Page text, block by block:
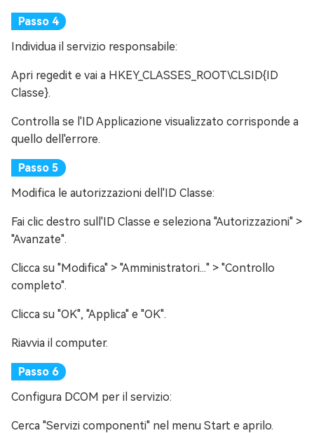
Individua il servizio responsabile:
Apri regedit e vai a HKEY_CLASSES_ROOT\CLSID{ID
Classe}.
Controlla se l'ID Applicazione visualizzato corrisponde a
quello dell'errore.
Modifica le autorizzazioni dell'ID Classe:
Fai clic destro sull'ID Classe e seleziona "Autorizzazioni" >
"Avanzate".
Clicca su "Modifica" > "Amministratori..." > "Controllo
completo".
Clicca su "OK", "Applica" e "OK".
Riavvia il computer.
Configura DCOM per il servizio:
Cerca "Servizi componenti" nel menu Start e aprilo.